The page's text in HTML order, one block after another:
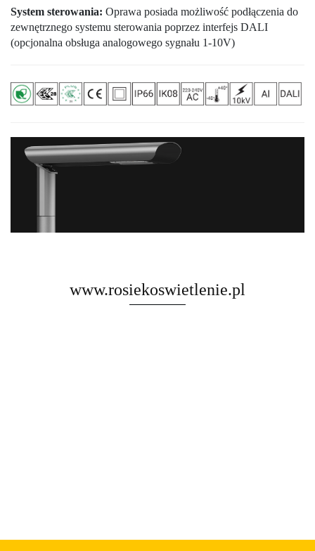
System sterowania: Oprawa posiada możliwość podłączenia do
zewnętrznego systemu sterowania poprzez interfejs DALI
(opcjonalna obsługa analogowego sygnału 1-10V)
www.rosiekoswietlenie.pl